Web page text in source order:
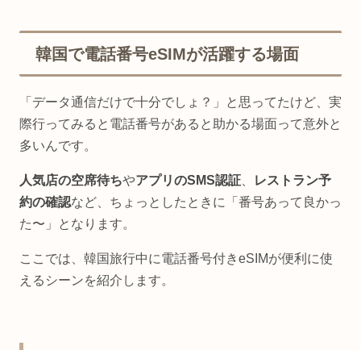
韓国で電話番号eSIMが活躍する場面
「データ通信だけで十分でしょ？」と思ってたけど、実
際行ってみると電話番号があると助かる場面って意外と
多いんです。
人気店の空席待ちやアプリのSMS認証
レストラン予
約の確認など、ちょっとしたときに「番号あって良かっ
た〜」となります。
ここでは、韓国旅行中に電話番号付きeSIMが便利に使
えるシーンを紹介します。